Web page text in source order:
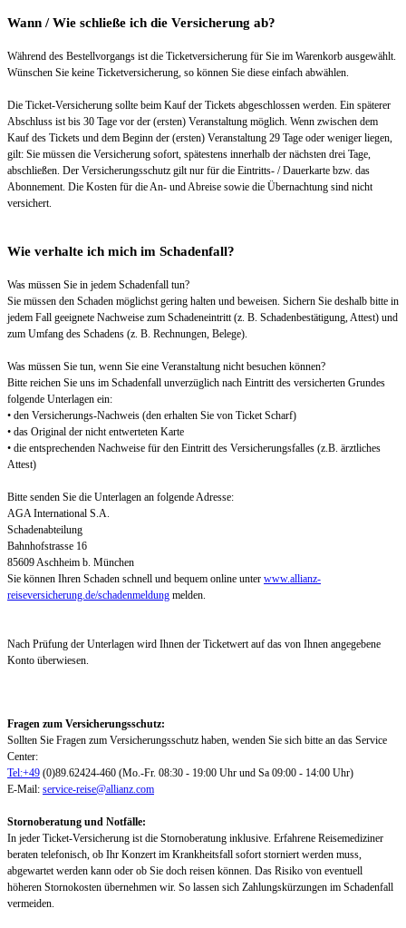
Wann / Wie schließe ich die Versicherung ab?
Während des Bestellvorgangs ist die Ticketversicherung für Sie im Warenkorb ausgewählt.
Wünschen Sie keine Ticketversicherung, so können Sie diese einfach abwählen.
Die Ticket-Versicherung sollte beim Kauf der Tickets abgeschlossen werden. Ein späterer
Abschluss ist bis 30 Tage vor der (ersten) Veranstaltung möglich. Wenn zwischen dem
Kauf des Tickets und dem Beginn der (ersten) Veranstaltung 29 Tage oder weniger liegen,
gilt: Sie müssen die Versicherung sofort, spätestens innerhalb der nächsten drei Tage,
abschließen. Der Versicherungsschutz gilt nur für die Eintritts- / Dauerkarte bzw. das
Abonnement. Die Kosten für die An- und Abreise sowie die Übernachtung sind nicht
versichert.
Wie verhalte ich mich im Schadenfall?
Was müssen Sie in jedem Schadenfall tun?
Sie müssen den Schaden möglichst gering halten und beweisen. Sichern Sie deshalb bitte in
jedem Fall geeignete Nachweise zum Schadeneintritt (z. B. Schadenbestätigung, Attest) und
zum Umfang des Schadens (z. B. Rechnungen, Belege).
Was müssen Sie tun, wenn Sie eine Veranstaltung nicht besuchen können?
Bitte reichen Sie uns im Schadenfall unverzüglich nach Eintritt des versicherten Grundes
folgende Unterlagen ein:
• den Versicherungs-Nachweis (den erhalten Sie von Ticket Scharf)
• das Original der nicht entwerteten Karte
• die entsprechenden Nachweise für den Eintritt des Versicherungsfalles (z.B. ärztliches
Attest)
Bitte senden Sie die Unterlagen an folgende Adresse:
AGA International S.A.
Schadenabteilung
Bahnhofstrasse 16
85609 Aschheim b. München
Sie können Ihren Schaden schnell und bequem online unter www.allianz-
reiseversicherung.de/schadenmeldung melden.
Nach Prüfung der Unterlagen wird Ihnen der Ticketwert auf das von Ihnen angegebene
Konto überwiesen.
Fragen zum Versicherungsschutz:
Sollten Sie Fragen zum Versicherungsschutz haben, wenden Sie sich bitte an das Service
Center:
Tel:+49 (0)89.62424-460 (Mo.-Fr. 08:30 - 19:00 Uhr und Sa 09:00 - 14:00 Uhr)
E-Mail: service-reise@allianz.com
Stornoberatung und Notfälle:
In jeder Ticket-Versicherung ist die Stornoberatung inklusive. Erfahrene Reisemediziner
beraten telefonisch, ob Ihr Konzert im Krankheitsfall sofort storniert werden muss,
abgewartet werden kann oder ob Sie doch reisen können. Das Risiko von eventuell
höheren Stornokosten übernehmen wir. So lassen sich Zahlungskürzungen im Schadenfall
vermeiden.